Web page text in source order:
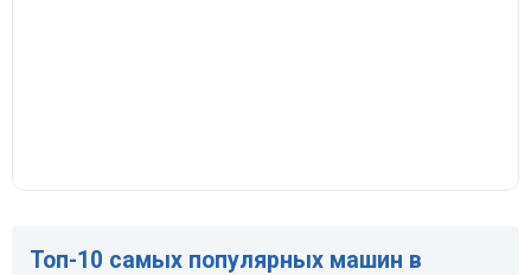
Топ-10 самых популярных машин в